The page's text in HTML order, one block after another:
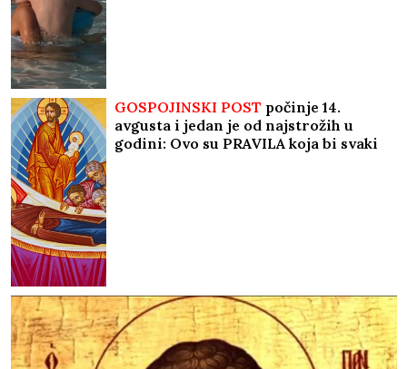
GOSPOJINSKI POST počinje 14.
avgusta i jedan je od najstrožih u
godini: Ovo su PRAVILA koja bi svaki